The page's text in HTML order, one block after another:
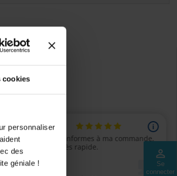
cookies
personnaliser
des
géniale !
perm_identity
Se
connecter